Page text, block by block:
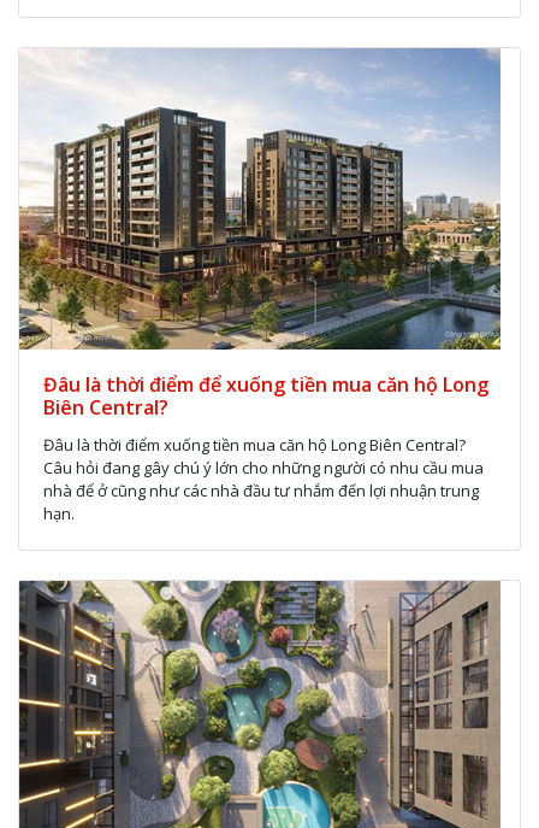
Đâu là thời điểm để xuống tiền mua căn hộ Long
Biên Central?
Đâu là thời điểm xuống tiền mua căn hộ Long Biên Central?
Câu hỏi đang gây chú ý lớn cho những người có nhu cầu mua
nhà để ở cũng như các nhà đầu tư nhắm đến lợi nhuận trung
hạn.